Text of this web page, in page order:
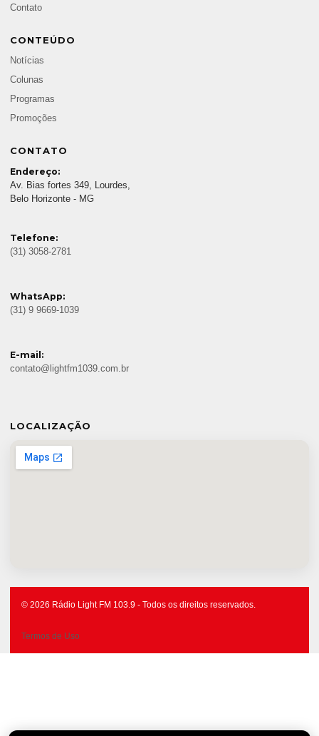
Contato
CONTEÚDO
Notícias
Colunas
Programas
Promoções
CONTATO
Endereço:
Av. Bias fortes 349, Lourdes,
Belo Horizonte - MG
Telefone:
(31) 3058-2781
WhatsApp:
(31) 9 9669-1039
E-mail:
contato@lightfm1039.com.br
LOCALIZAÇÃO
© 2026 Rádio Light FM 103.9 - Todos os direitos reservados.
Termos de Uso